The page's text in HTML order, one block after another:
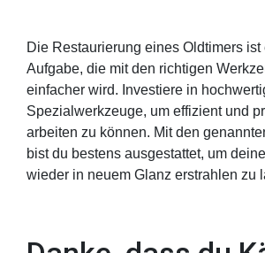
Die Restaurierung eines Oldtimers
Aufgabe, die mit den richtigen
einfacher wird. Investiere in
Spezialwerkzeuge, um effizient und
arbeiten zu können. Mit den
bist du bestens ausgestattet, um
wieder in neuem Glanz erstrahlen zu